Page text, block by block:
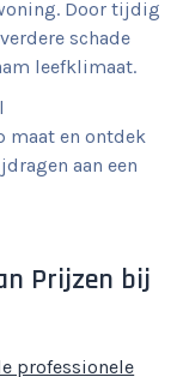
Door tijdig
schade
leefklimaat.
maat en ontdek
aan een
Prijzen bij
professionele